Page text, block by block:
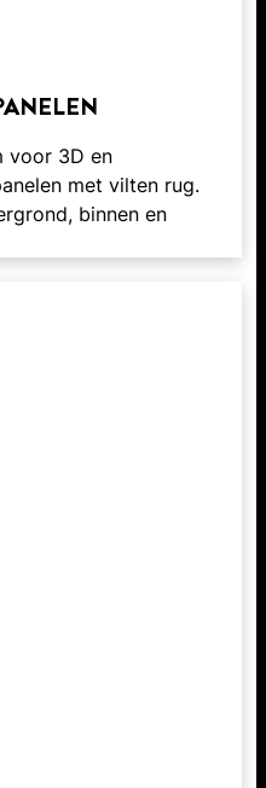
voor 3D en
met vilten rug.
binnen en